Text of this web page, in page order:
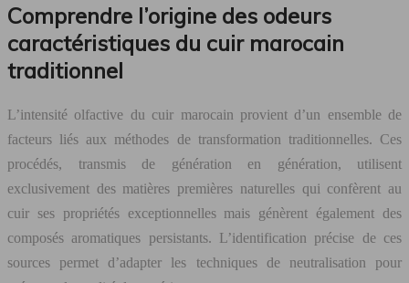
Comprendre l’origine des odeurs
caractéristiques du cuir marocain
traditionnel
L’intensité olfactive du cuir marocain provient d’un ensemble de
facteurs liés aux méthodes de transformation traditionnelles. Ces
procédés, transmis de génération en génération, utilisent
exclusivement des matières premières naturelles qui confèrent au
cuir ses propriétés exceptionnelles mais génèrent également des
composés aromatiques persistants. L’identification précise de ces
sources permet d’adapter les techniques de neutralisation pour